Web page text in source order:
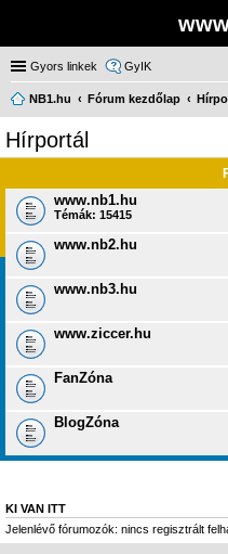
Gyors linkek GyIK
NB1.hu Fórum kezdőlap
Hírportál
www.nb1.hu
Témák: 15415
www.nb2.hu
www.nb3.hu
www.ziccer.hu
FanZóna
BlogZóna
KI VAN ITT
Jelenlévő fórumozók: nincs regisztrált